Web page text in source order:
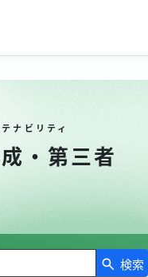
検索
ナビリティ
・第三者